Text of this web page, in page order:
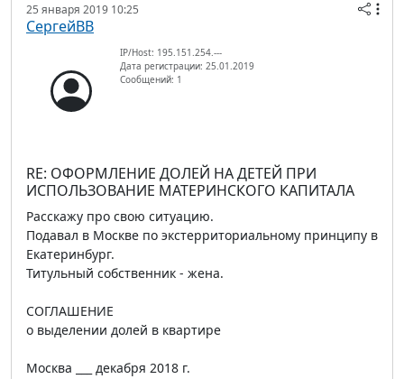
25 января 2019 10:25
СергейВВ
IP/Host: 195.151.254.---
Дата регистрации: 25.01.2019
Сообщений: 1
RE: ОФОРМЛЕНИЕ ДОЛЕЙ НА ДЕТЕЙ ПРИ
ИСПОЛЬЗОВАНИЕ МАТЕРИНСКОГО КАПИТАЛА
Расскажу про свою ситуацию.
Подавал в Москве по экстерриториальному принципу в
Екатеринбург.
Титульный собственник - жена.
СОГЛАШЕНИЕ
о выделении долей в квартире
Москва ___ декабря 2018 г.